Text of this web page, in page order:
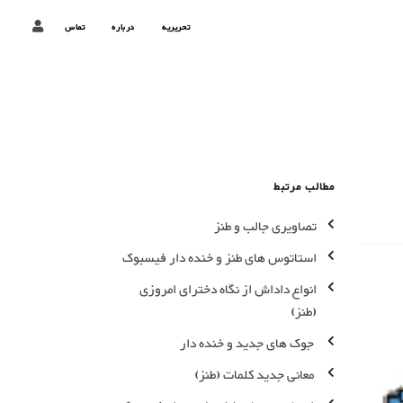
تماس درباره تحریریه
مطالب مرتبط
تصاویری جالب و طنز
استاتوس های طنز و خنده دار فیسبوک
انواع داداش از نگاه دخترای امروزی
(طنز)
جوک های جدید و خنده دار
معانی جدید کلمات (طنز)